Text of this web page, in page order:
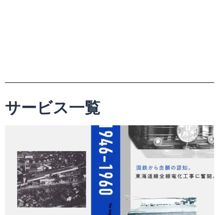
サービス一覧